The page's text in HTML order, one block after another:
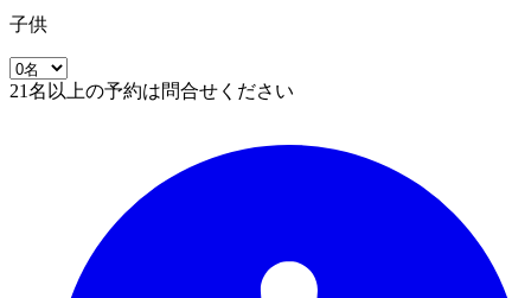
子供
21名以上の予約は問合せください